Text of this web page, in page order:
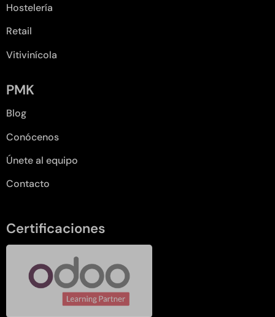
Hostelería
Retail
Vitivinícola
PMK
Blog
Conócenos
Únete al equipo
Contacto
Certificaciones